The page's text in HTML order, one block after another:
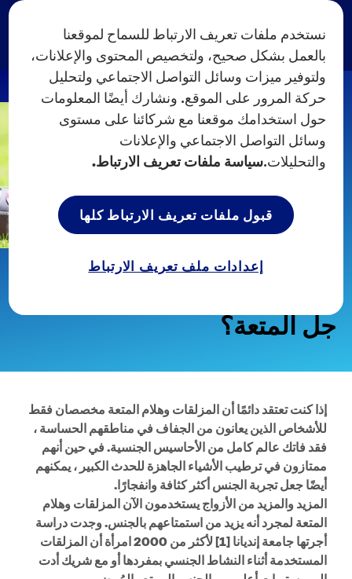
الصفحة الرئيسية ... مزلقات ديوركس
جل المتعة؟
إذا كنت تعتقد دائمًا أن المزلقات وهلام المتعة مخصصان فقط
للأشخاص الذين يعانون من الجفاف في مناطقهم الحساسة ،
فقد فاتك عالم كامل من الأحاسيس الجنسية. في حين أنهم
ممتازون في ترطيب الأشياء الجاهزة للحدث الكبير ، يمكنهم
أيضًا جعل تجربة الجنس أكثر كثافة وانفجارًا.
المزيد والمزيد من الأزواج يستخدمون الآن المزلقات وهلام
المتعة لمجرد أنه يزيد من استمتاعهم بالجنس. وجدت دراسة
أجرتها جامعة إنديانا [1] لأكثر من 2000 امرأة أن المزلقات
المستخدمة أثناء النشاط الجنسي بمفردها أو مع شريك أدت
نستخدم ملفات تعريف الارتباط للسماح لموقعنا
بالعمل بشكل صحيح، ولتخصيص المحتوى والإعلانات،
ولتوفير ميزات وسائل التواصل الاجتماعي ولتحليل
حركة المرور على الموقع. ونشارك أيضًا المعلومات
حول استخدامك موقعنا مع شركائنا على مستوى
وسائل التواصل الاجتماعي والإعلانات
والتحليلات.سياسة ملفات تعريف الارتباط.
إعدادات ملف تعريف الارتباط
قبول ملفات تعريف الارتباط كلها